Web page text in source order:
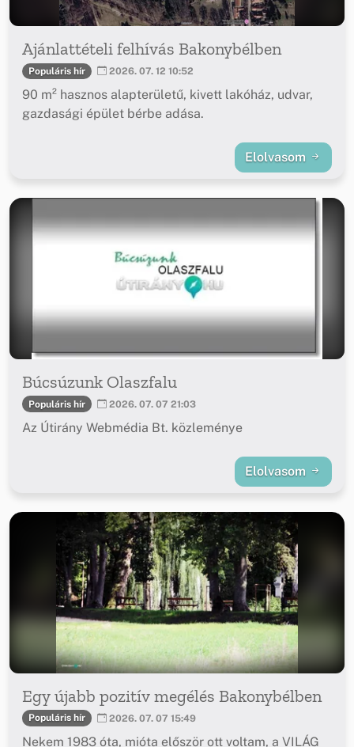
Ajánlattételi felhívás Bakonybélben
Populáris hír 2026. 07. 12 10:52
90 m² hasznos alapterületű, kivett lakóház, udvar,
gazdasági épület bérbe adása.
Elolvasom
Búcsúzunk Olaszfalu
Populáris hír 2026. 07. 07 21:03
Az Útirány Webmédia Bt. közleménye
Elolvasom
Egy újabb pozitív megélés Bakonybélben
Populáris hír 2026. 07. 07 15:49
Nekem 1983 óta, mióta először ott voltam, a VILÁG